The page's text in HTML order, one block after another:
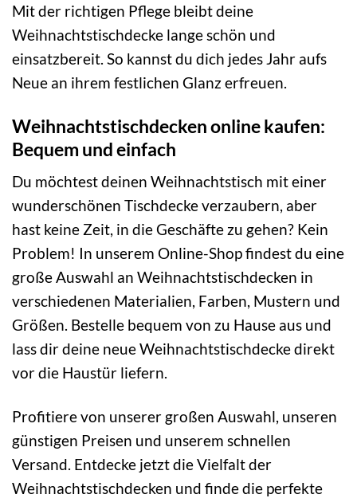
Mit der richtigen Pflege bleibt deine
Weihnachtstischdecke lange schön und
einsatzbereit. So kannst du dich jedes Jahr aufs
Neue an ihrem festlichen Glanz erfreuen.
Weihnachtstischdecken online kaufen:
Bequem und einfach
Du möchtest deinen Weihnachtstisch mit einer
wunderschönen Tischdecke verzaubern, aber
hast keine Zeit, in die Geschäfte zu gehen? Kein
Problem! In unserem Online-Shop findest du eine
große Auswahl an Weihnachtstischdecken in
verschiedenen Materialien, Farben, Mustern und
Größen. Bestelle bequem von zu Hause aus und
lass dir deine neue Weihnachtstischdecke direkt
vor die Haustür liefern.
Profitiere von unserer großen Auswahl, unseren
günstigen Preisen und unserem schnellen
Versand. Entdecke jetzt die Vielfalt der
Weihnachtstischdecken und finde die perfekte